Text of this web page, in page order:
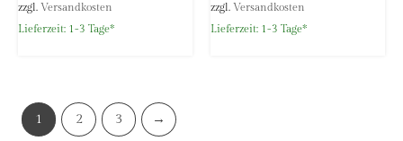
zzgl. Versandkosten
Lieferzeit: 1-3 Tage*
zzgl. Versandkosten
Lieferzeit: 1-3 Tage*
1 2 3 →